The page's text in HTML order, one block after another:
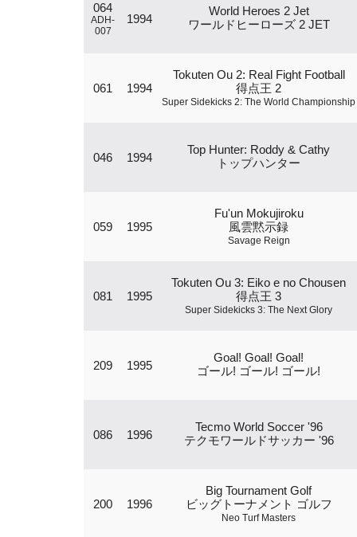
064
ADH-
007
1994
World Heroes 2 Jet
ワールドヒーローズ 2 JET
061 1994
Tokuten Ou 2: Real Fight Football
得点王 2
Super Sidekicks 2: The World Championship
046 1994
Top Hunter: Roddy & Cathy
トップハンター
059 1995
Fu'un Mokujiroku
風雲黙示録
Savage Reign
081 1995
Tokuten Ou 3: Eiko e no Chousen
得点王 3
Super Sidekicks 3: The Next Glory
209 1995
Goal! Goal! Goal!
ゴール! ゴール! ゴール!
086 1996
Tecmo World Soccer '96
テクモワールドサッカー '96
200 1996
Big Tournament Golf
ビッグトーナメント ゴルフ
Neo Turf Masters